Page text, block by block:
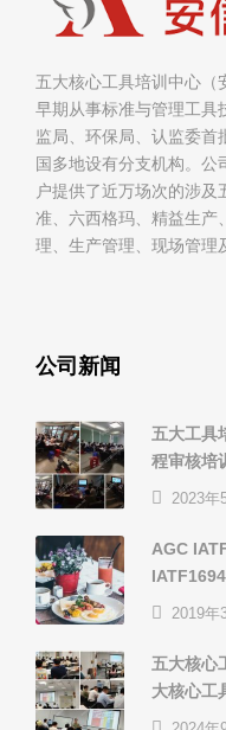
五大核心工具培训中心（
早期从事标准与管理工具
监局、环保局、认监委首
国多地设有分支机构。
户提供了近万场次的涉及
准、六西格玛、精益生产
理、生产管理、现场管理
公司新闻
五大工具
程审核培
2023年
AGC
2019年
五大核心
大核心工